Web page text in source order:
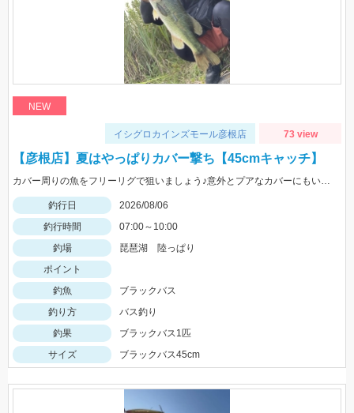
NEW
イシグロカインズモール彦根店 73 view
【彦根店】夏はやっぱりカバー撃ち【45cmキャッチ】
カバー周りの魚をフリーリグで狙いましょう♪意外とプアなカバーにもいますよ♪
釣行日
2026/08/06
釣行時間
07:00～10:00
釣場
琵琶湖 陸っぱり
ポイント
釣魚
ブラックバス
釣り方
バス釣り
釣果
ブラックバス1匹
サイズ
ブラックバス45cm